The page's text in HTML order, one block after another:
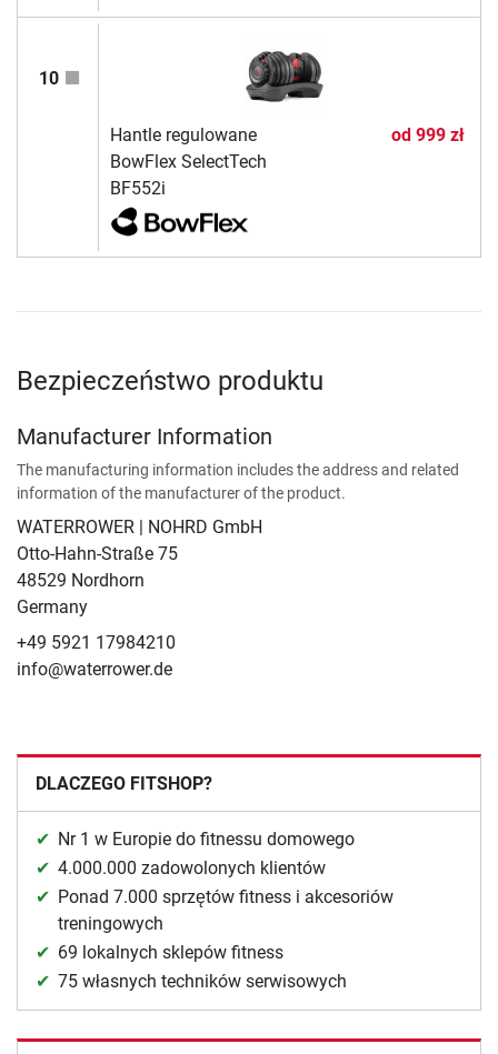
10
Hantle regulowane
BowFlex SelectTech
BF552i
od 999 zł
Bezpieczeństwo produktu
Manufacturer Information
The manufacturing information includes the address and related
information of the manufacturer of the product.
WATERROWER | NOHRD GmbH
Otto-Hahn-Straße 75
48529 Nordhorn
Germany
+49 5921 17984210
info@waterrower.de
DLACZEGO FITSHOP?
Nr 1 w Europie do fitnessu domowego
4.000.000 zadowolonych klientów
Ponad 7.000 sprzętów fitness i akcesoriów
treningowych
69 lokalnych sklepów fitness
75 własnych techników serwisowych